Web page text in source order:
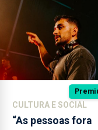
CULTURA E SOCIAL
“As pessoas fora